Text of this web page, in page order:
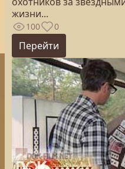
жизни...
100 0
Перейти